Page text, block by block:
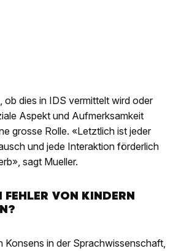
ob dies in IDS vermittelt wird oder
Aspekt und Aufmerksamkeit
grosse Rolle. «Letztlich ist jeder
und jede Interaktion förderlich
sagt Mueller.
FEHLER VON KINDERN
Konsens in der Sprachwissenschaft,